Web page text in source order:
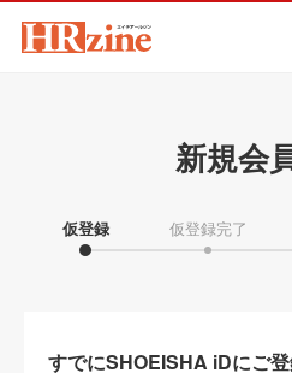
新規会
仮登録 仮登録完了
すでにSHOEISHA iDにご